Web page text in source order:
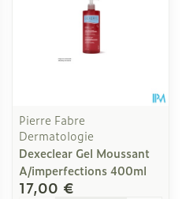
Pierre Fabre
Dermatologie
Dexeclear Gel Moussant
A/imperfections 400ml
17,00 €